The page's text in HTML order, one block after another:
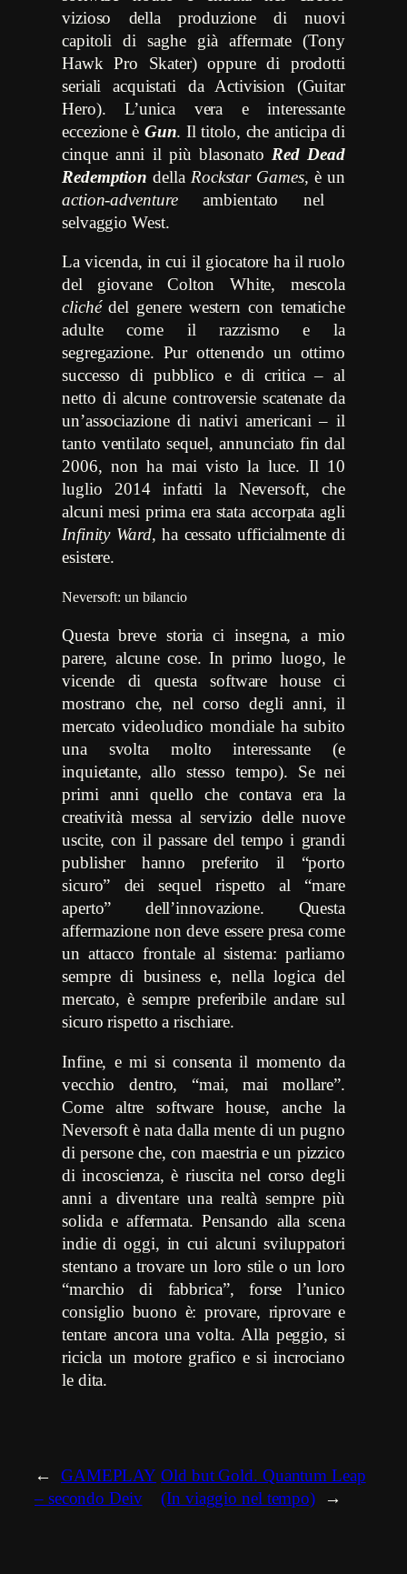
vizioso della produzione di nuovi
capitoli di saghe già affermate (Tony
Hawk Pro Skater) oppure di prodotti
seriali acquistati da Activision (Guitar
Hero). L’unica vera e interessante
eccezione è Gun. Il titolo, che anticipa di
cinque anni il più blasonato Red Dead
Redemption della Rockstar Games, è un
action-adventureambientato nel
selvaggio West.
La vicenda, in cui il giocatore ha il ruolo
del giovane Colton White, mescola
clichédel genere western con tematiche
adulte come il razzismo e la
segregazione. Pur ottenendo un ottimo
successo di pubblico e di critica – al
netto di alcune controversie scatenate da
un’associazione di nativi americani – il
tanto ventilato sequel, annunciato fin dal
2006, non ha mai visto la luce. Il 10
luglio 2014 infatti la Neversoft, che
alcuni mesi prima era stata accorpata agli
Infinity Ward, ha cessato ufficialmente di
esistere.
Neversoft: un bilancio
Questa breve storia ci insegna, a mio
parere, alcune cose. In primo luogo, le
vicende di questa software house ci
mostrano che, nel corso degli anni, il
mercato videoludico mondiale ha subito
una svolta molto interessante (e
inquietante, allo stesso tempo). Se nei
primi anni quello che contava era la
creatività messa al servizio delle nuove
uscite, con il passare del tempo i grandi
publisher hanno preferito il “porto
sicuro” dei sequel rispetto al “mare
aperto” dell’innovazione. Questa
affermazione non deve essere presa come
un attacco frontale al sistema: parliamo
sempre di business e, nella logica del
mercato, è sempre preferibile andare sul
sicuro rispetto a rischiare.
Infine, e mi si consenta il momento da
vecchio dentro, “mai, mai mollare”.
Come altre software house, anche la
Neversoft è nata dalla mente di un pugno
di persone che, con maestria e un pizzico
di incoscienza, è riuscita nel corso degli
anni a diventare una realtà sempre più
solida e affermata. Pensando alla scena
indie di oggi, in cui alcuni sviluppatori
stentano a trovare un loro stile o un loro
“marchio di fabbrica”, forse l’unico
consiglio buono è: provare, riprovare e
tentare ancora una volta. Alla peggio, si
ricicla un motore grafico e si incrociano
le dita.
←
GAMEPLAY
– secondo Deiv
Old but Gold. Quantum Leap
(In viaggio nel tempo)
→